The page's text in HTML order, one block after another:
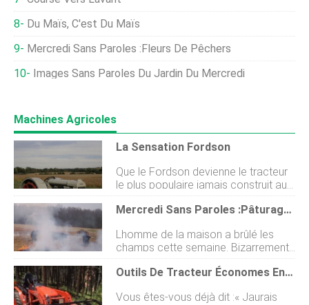
Du Maïs, C'est Du Maïs
Mercredi Sans Paroles :fleurs De Pêchers
Images Sans Paroles Du Jardin Du Mercredi
Machines Agricoles
La Sensation Fordson
Que le Fordson devienne le tracteur
le plus populaire jamais construit au
monde était inévitable. Après tout,
son créateur, ancien garçon de
voitures les plus populaires de tous
les temps :le modèle T. Ce nétait
donc quune question de temps avant
que Ford napplique la fabrication à la
chaîne - une technique quil maîtrisait
Mercredi Sans Paroles :Pâturage Brûlant
Lhomme de la maison a brûlé les
champs cette semaine. Bizarrement,
les vaches étaient fascinées par le
feu.
Outils De Tracteur Économes En Main-D'œuvre
Vous êtes-vous déjà dit :« Jaurais